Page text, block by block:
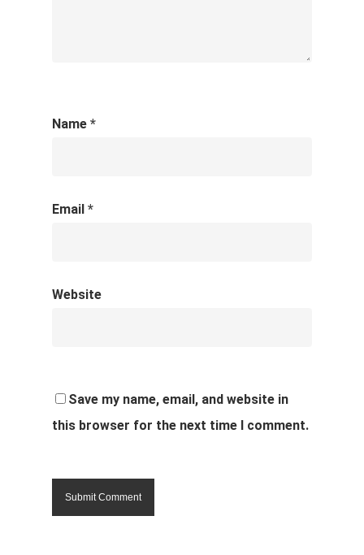
Name *
Email *
Website
Save my name, email, and website in
this browser for the next time I comment.